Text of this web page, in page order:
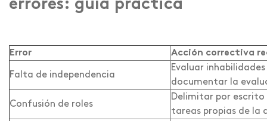
errores: guía práctica
Error Acción correctiva
Falta de independencia
Evaluar
documentar la
Confusión de roles
Delimitar por escrito
tareas propias de la